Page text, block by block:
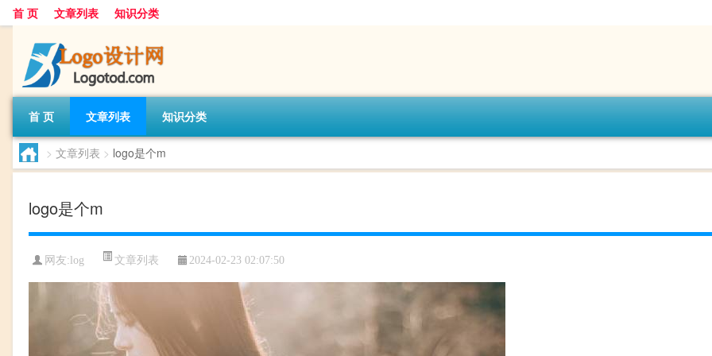
首 页 文章列表 知识分类
首 页 文章列表 知识分类
> 文章列表 > logo是个m
logo是个m
网友:log 文章列表 2024-02-23 02:07:50